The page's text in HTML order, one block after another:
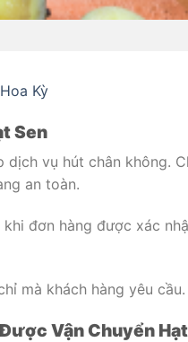
Kỳ
Sen
dịch vụ hút chân không.
an toàn.
đơn hàng được xác
mà khách hàng yêu
Vận Chuyển